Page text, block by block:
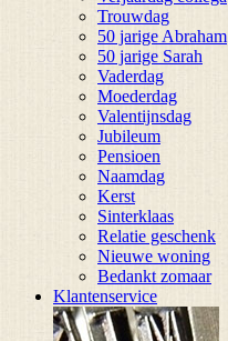
Trouwdag
50 jarige Abraham
50 jarige Sarah
Vaderdag
Moederdag
Valentijnsdag
Jubileum
Pensioen
Naamdag
Kerst
Sinterklaas
Relatie geschenk
Nieuwe woning
Bedankt zomaar
Klantenservice